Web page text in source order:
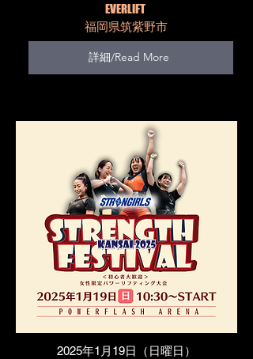
EVERLIFT
​福岡県筑紫野市
詳細/Read More
​2025年1月19日（日曜日）